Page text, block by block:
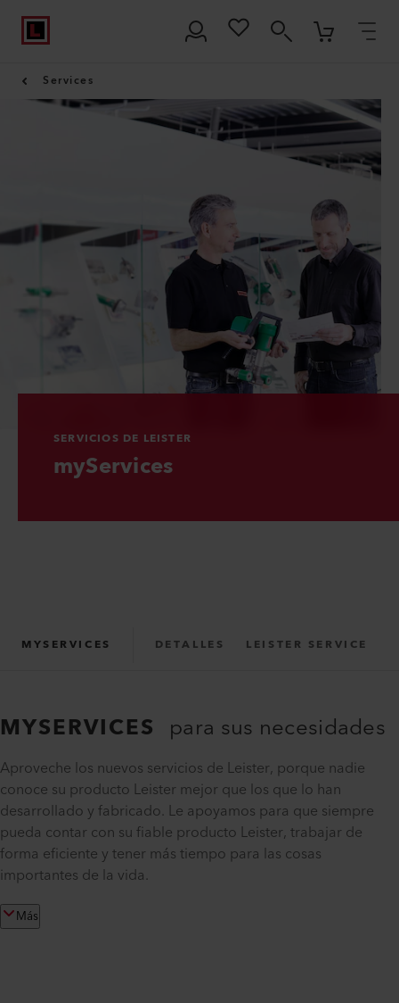
Services
SERVICIOS DE LEISTER
myServices
MYSERVICES DETALLES LEISTER SERVICE
MYSERVICES para sus necesidades
Aproveche los nuevos servicios de Leister, porque nadie
conoce su producto Leister mejor que los que lo han
desarrollado y fabricado. Le apoyamos para que siempre
pueda contar con su fiable producto Leister, trabajar de
forma eficiente y tener más tiempo para las cosas
importantes de la vida.
Más